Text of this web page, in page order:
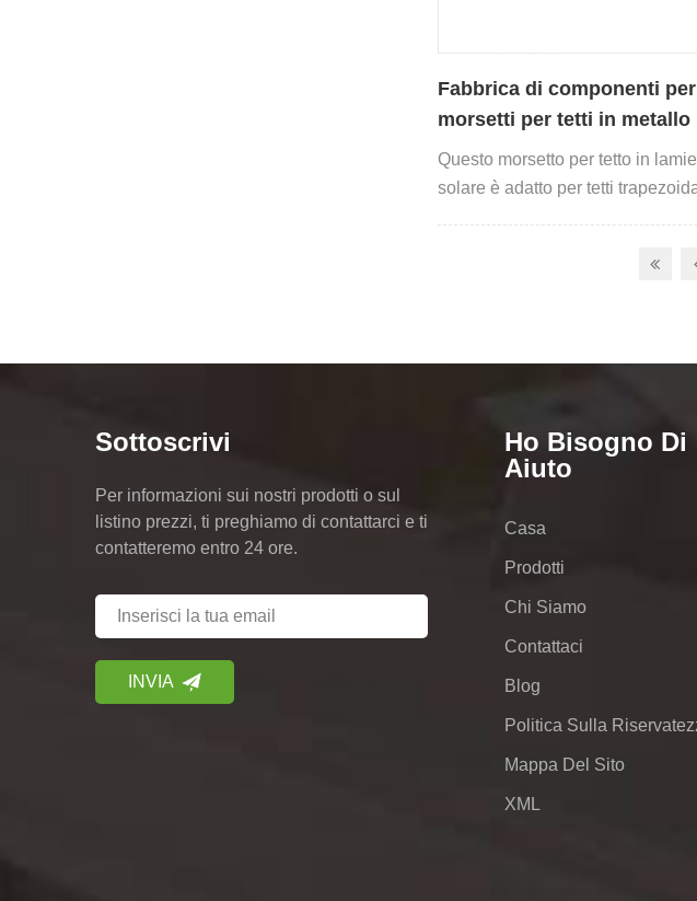
Fabbrica di componenti per
morsetti per tetti in metallo
solare
Questo morsetto per tetto in
solare è adatto per tetti
Sottoscrivi
Per informazioni sui nostri prodotti o sul
listino prezzi, ti preghiamo di contattarci e ti
contatteremo entro 24 ore.
Ho Bisogno Di
Aiuto
Casa
Prodotti
Chi Siamo
Contattaci
Blog
Politica Sulla
Mappa Del Sito
XML